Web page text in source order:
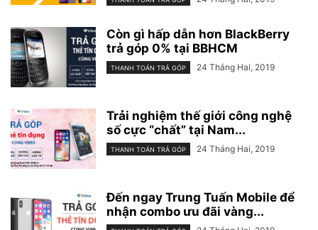
Còn gì hấp dẫn hơn BlackBerry
trả góp 0% tại BBHCM
THANH TOÁN TRẢ GÓP 24 Tháng Hai, 2019
Trải nghiệm thế giới công nghệ
số cực “chất” tại Nam...
THANH TOÁN TRẢ GÓP 24 Tháng Hai, 2019
Đến ngay Trung Tuấn Mobile để
nhận combo ưu đãi vàng...